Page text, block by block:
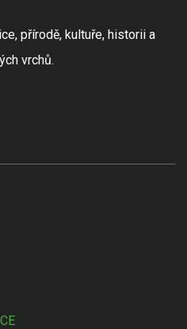
přírodě, kultuře, historii a
vrchů.